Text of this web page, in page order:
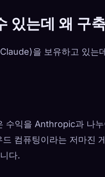
있는데 왜 구
을 보유하고 있는
익을 Anthropic과 나
컴퓨팅이라는 저마진
다.